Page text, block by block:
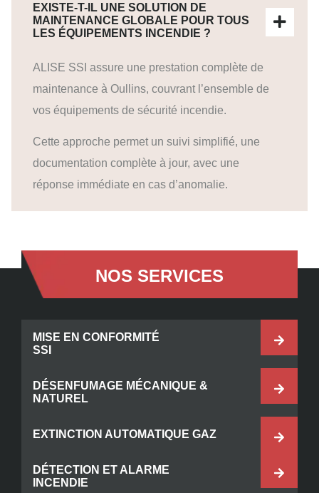
EXISTE-T-IL UNE SOLUTION DE
MAINTENANCE GLOBALE POUR TOUS
LES ÉQUIPEMENTS INCENDIE ?
ALISE SSI assure une prestation complète de
maintenance à Oullins, couvrant l’ensemble de
vos équipements de sécurité incendie.
Cette approche permet un suivi simplifié, une
documentation complète à jour, avec une
réponse immédiate en cas d’anomalie.
NOS SERVICES
MISE EN CONFORMITÉ
SSI
DÉSENFUMAGE MÉCANIQUE &
NATUREL
EXTINCTION AUTOMATIQUE GAZ
DÉTECTION ET ALARME
INCENDIE